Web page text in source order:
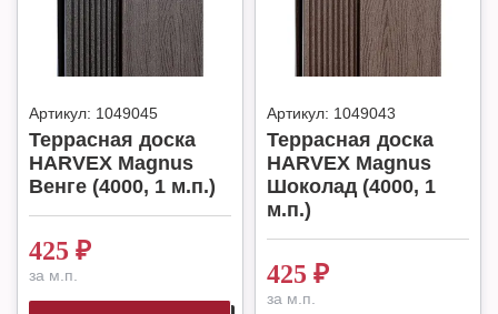
Артикул: 1049045
Террасная доска
HARVEX Magnus
Венге (4000, 1 м.п.)
425 ₽
за м.п.
Артикул: 1049043
Террасная доска
HARVEX Magnus
Шоколад (4000, 1
м.п.)
425 ₽
за м.п.